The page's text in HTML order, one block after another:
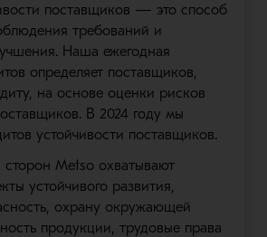
поставщиков — это способ
требований и
Наша ежегодная
определяет поставщиков,
на основе оценки рисков
В 2024 году мы
устойчивости поставщиков.
сторон Metso охватывают
устойчивого развития,
охрану окружающей
продукции, трудовые права